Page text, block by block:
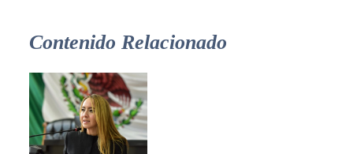
Contenido Relacionado